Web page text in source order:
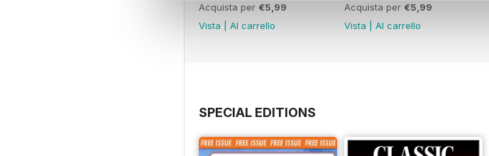
Acquista per €5,99
Vista
Al carrello
Acquista per €5,99
Vista
Al carrello
SPECIAL EDITIONS